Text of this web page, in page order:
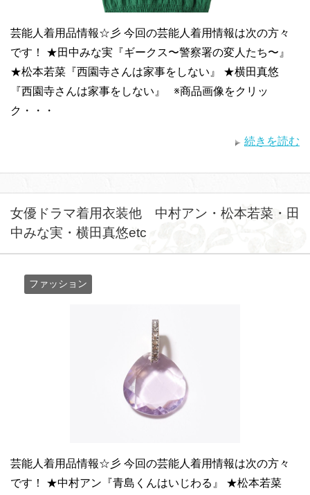
芸能人着用品情報☆彡 今回の芸能人着用情報は次の方々
です！ ★田中みな実『ギークス〜警察署の変人たち〜』
★松本若菜『西園寺さんは家事をしない』 ★横田真悠
『西園寺さんは家事をしない』 ※商品画像をクリッ
ク・・・
続きを読む
女優ドラマ着用衣装他 中村アン・松本若菜・田
中みな実・横田真悠etc
ファッション
芸能人着用品情報☆彡 今回の芸能人着用情報は次の方々
です！ ★中村アン『青島くんはいじわる』 ★松本若菜